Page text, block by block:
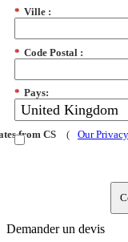
* Ville :
* Code Postal :
* Pays:
from CS ( Our
Demander un devis